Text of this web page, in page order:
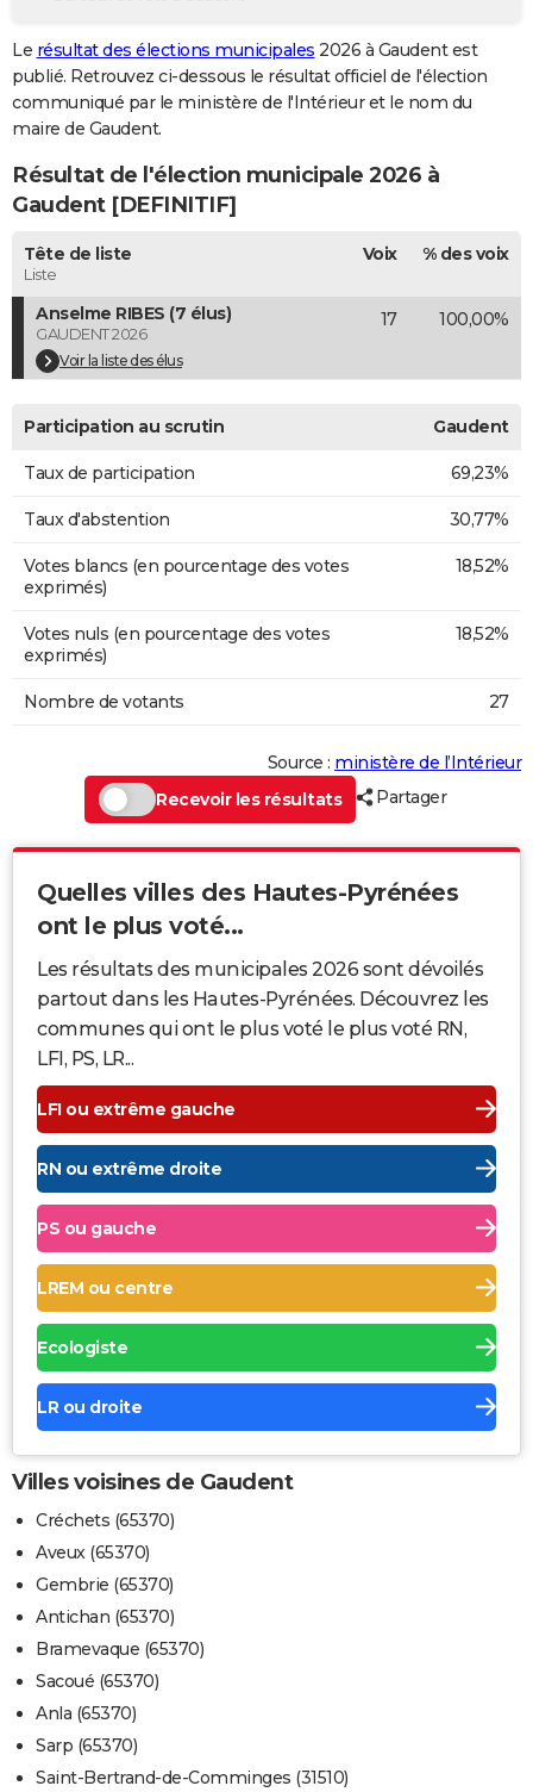
GUIDES D'ACHAT
BONS PLANS
CARTE DE VOEUX
Carte de Noël
Carte Bonne année
Carte Saint-Valentin
Carte Pâques
Carte d'anniversaire
DICTIONNAIRE
Dictionnaire
Biographies
Citations
Expressions
Proverbes
PROGRAMME TV
COPAINS D'AVANT
S'inscrire
Se connecter
Lycées
Collèges
Primaires
Universités
Entreprises
Service militaire
Avis de recherche
AVIS DE DÉCÈS
FORUM
Le résultat des élections municipales 2026 à Gaudent est
publié. Retrouvez ci-dessous le résultat officiel de l'élection
communiqué par le ministère de l'Intérieur et le nom du
maire de Gaudent.
Résultat de l'élection municipale 2026 à
Gaudent [DEFINITIF]
Tête de liste
Liste
Voix % des voix
Anselme RIBES (7 élus)
GAUDENT 2026
Voir la liste des élus
17 100,00%
Participation au scrutin Gaudent
Taux de participation 69,23%
Taux d'abstention 30,77%
Votes blancs (en pourcentage des votes
exprimés)
18,52%
Votes nuls (en pourcentage des votes
exprimés)
18,52%
Nombre de votants 27
Source : ministère de l’Intérieur
Recevoir les résultats
Partager
Quelles villes des Hautes-Pyrénées
ont le plus voté...
Les résultats des municipales 2026 sont dévoilés
partout dans les Hautes-Pyrénées. Découvrez les
communes qui ont le plus voté le plus voté RN,
LFI, PS, LR...
LFI ou extrême gauche
RN ou extrême droite
PS ou gauche
LREM ou centre
Ecologiste
LR ou droite
Villes voisines de Gaudent
Créchets (65370)
Aveux (65370)
Gembrie (65370)
Antichan (65370)
Bramevaque (65370)
Sacoué (65370)
Anla (65370)
Sarp (65370)
Saint-Bertrand-de-Comminges (31510)